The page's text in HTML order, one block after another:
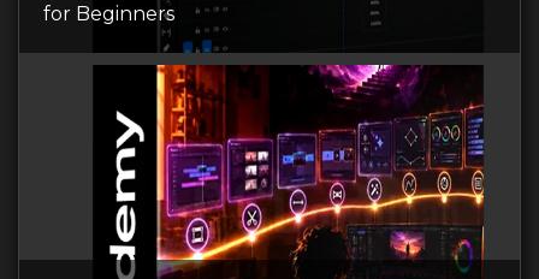
for Beginners